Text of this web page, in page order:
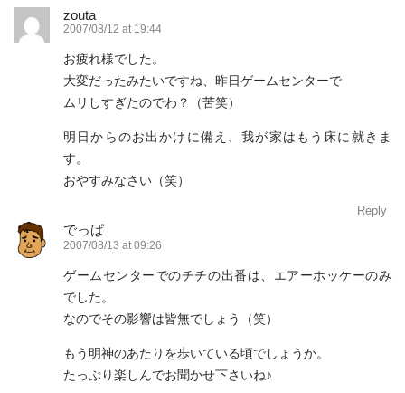
zouta
2007/08/12 at 19:44
お疲れ様でした。
大変だったみたいですね、昨日ゲームセンターで
ムリしすぎたのでわ？（苦笑）
明日からのお出かけに備え、我が家はもう床に就きま
す。
おやすみなさい（笑）
Reply
でっぱ
2007/08/13 at 09:26
ゲームセンターでのチチの出番は、エアーホッケーのみ
でした。
なのでその影響は皆無でしょう（笑）
もう明神のあたりを歩いている頃でしょうか。
たっぷり楽しんでお聞かせ下さいね♪